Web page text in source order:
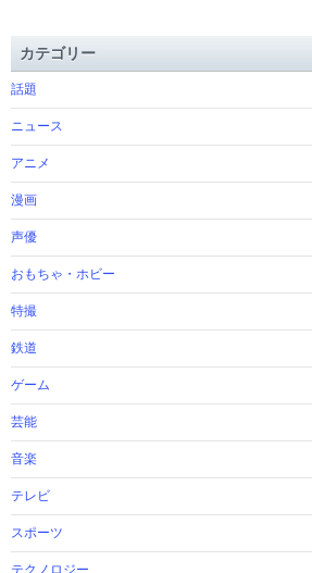
カテゴリー
話題
ニュース
アニメ
漫画
声優
おもちゃ・ホビー
特撮
鉄道
ゲーム
芸能
音楽
テレビ
スポーツ
テクノロジー